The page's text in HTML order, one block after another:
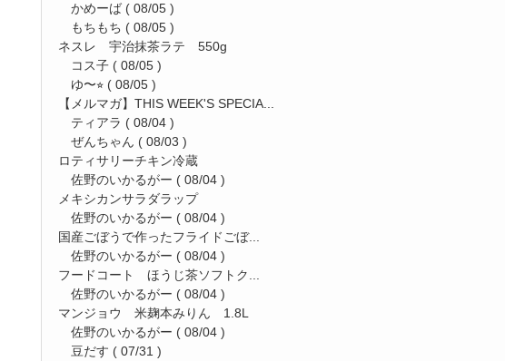
かめーば ( 08/05 )
もちもち ( 08/05 )
ネスレ 宇治抹茶ラテ 550g
コス子 ( 08/05 )
ゆ〜⭐︎ ( 08/05 )
【メルマガ】THIS WEEK'S SPECIA...
ティアラ ( 08/04 )
ぜんちゃん ( 08/03 )
ロティサリーチキン冷蔵
佐野のいかるがー ( 08/04 )
メキシカンサラダラップ
佐野のいかるがー ( 08/04 )
国産ごぼうで作ったフライドごぼ...
佐野のいかるがー ( 08/04 )
フードコート ほうじ茶ソフトク...
佐野のいかるがー ( 08/04 )
マンジョウ 米麹本みりん 1.8L
佐野のいかるがー ( 08/04 )
豆だす ( 07/31 )